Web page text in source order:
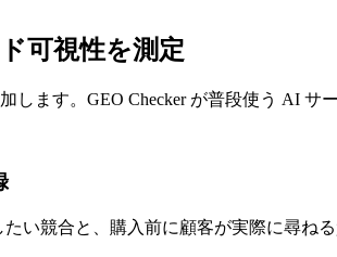
可視性を測定
します。GEO Checker が普段使う AI
い競合と、購入前に顧客が実際に尋ねる